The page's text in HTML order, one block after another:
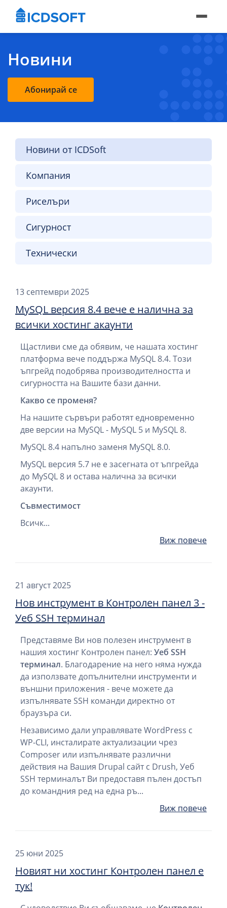
Новини
Абонирай се
Новини от ICDSoft
Компания
Риселъри
Сигурност
Технически
13 септември 2025
MySQL версия 8.4 вече е налична за
всички хостинг акаунти
Щастливи сме да обявим, че нашата хостинг
платформа вече поддържа MySQL 8.4. Този
ъпгрейд подобрява производителността и
сигурността на Вашите бази данни.
Какво се променя?
На нашите сървъри работят едновременно
две версии на MySQL - MySQL 5 и MySQL 8.
MySQL 8.4 напълно заменя MySQL 8.0.
MySQL версия 5.7 не е засегната от ъпгрейда
до MySQL 8 и остава налична за всички
акаунти.
Съвместимост
Всичк...
Виж повече
21 август 2025
Нов инструмент в Контролен панел 3 -
Уеб SSH терминал
Представяме Ви нов полезен инструмент в
нашия хостинг Контролен панел: Уеб SSH
терминал. Благодарение на него няма нужда
да използвате допълнителни инструменти и
външни приложения - вече можете да
изпълнявате SSH команди директно от
браузъра си.
Независимо дали управлявате WordPress с
WP-CLI, инсталирате актуализации чрез
Composer или изпълнявате различни
действия на Вашия Drupal сайт с Drush, Уеб
SSH терминалът Ви предоставя пълен достъп
до командния ред на една ръ...
Виж повече
25 юни 2025
Новият ни хостинг Контролен панел е
тук!